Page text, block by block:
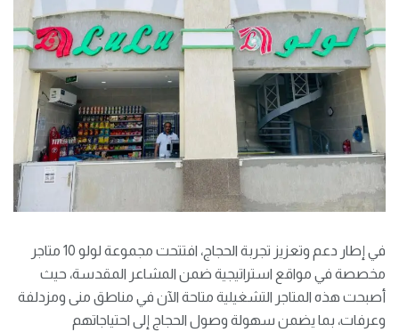
في إطار دعم وتعزيز تجربة الحجاج، افتتحت مجموعة لولو 10 متاجر
مخصصة في مواقع استراتيجية ضمن المشاعر المقدسة، حيث
أصبحت هذه المتاجر التشغيلية متاحة الآن في مناطق منى ومزدلفة
وعرفات، بما يضمن سهولة وصول الحجاج إلى احتياجاتهم